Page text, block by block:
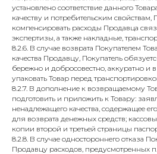
установлено соответствие данного
качеству и потребительским свойствам,
компенсировать расходы Продавца
экспертизы, а также накладные,
8.2.6. В случае возврата Покупателем
качества Продавцу, Покупатель
бережно и добросовестно, аккуратно и
упаковать Товар перед
8.2.7. В дополнение к возвращаемому
подготовить и приложить к Товару:
ненадлежащего качества, содержащее
для возврата денежных средств;
копии второй и третьей страницы
8.2.8. В случае одностороннего отказа
Продавцу расходов, предусмотренных п.